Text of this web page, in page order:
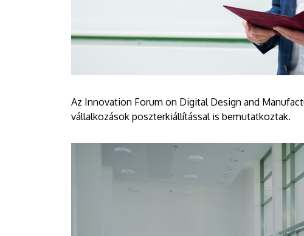
Az Innovation Forum on Digital Design and
vállalkozások poszterkiállítással is bemutatkoztak.